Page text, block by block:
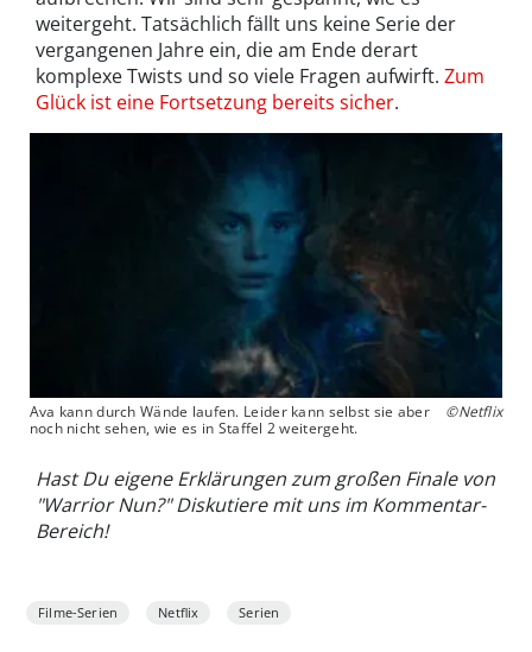
weitergeht. Tatsächlich fällt uns keine Serie der
vergangenen Jahre ein, die am Ende derart
komplexe Twists und so viele Fragen aufwirft. Zum
Glück ist eine Fortsetzung bereits sicher.
Ava kann durch Wände laufen. Leider kann selbst sie aber
noch nicht sehen, wie es in Staffel 2 weitergeht.
©Netflix
Hast Du eigene Erklärungen zum großen Finale von
"Warrior Nun?" Diskutiere mit uns im Kommentar-
Bereich!
Filme-Serien Netflix Serien